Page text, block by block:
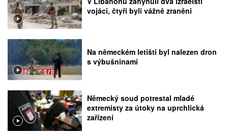
vojáci, čtyři byli vážně zraněni
Na německém letišti byl nalezen dron
s výbušninami
Německý soud potrestal mladé
extremisty za útoky na uprchlická
zařízení